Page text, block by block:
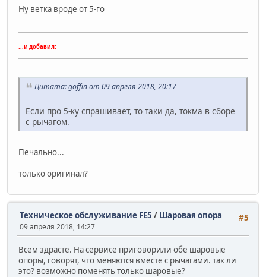
Ну ветка вроде от 5-го
...и добавил:
Цитата: goffin от 09 апреля 2018, 20:17
Если про 5-ку спрашивает, то таки да, токма в сборе
с рычагом.
Печально...
только оригинал?
#5
Техническое обслуживание FE5 / Шаровая опора
09 апреля 2018, 14:27
Всем здрасте. На сервисе приговорили обе шаровые
опоры, говорят, что меняются вместе с рычагами. так ли
это? возможно поменять только шаровые?